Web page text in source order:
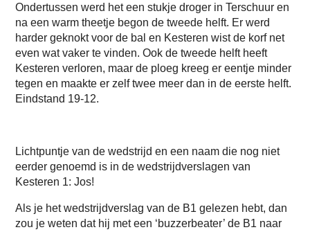
Ondertussen werd het een stukje droger in Terschuur en
na een warm theetje begon de tweede helft. Er werd
harder geknokt voor de bal en Kesteren wist de korf net
even wat vaker te vinden. Ook de tweede helft heeft
Kesteren verloren, maar de ploeg kreeg er eentje minder
tegen en maakte er zelf twee meer dan in de eerste helft.
Eindstand 19-12.
Lichtpuntje van de wedstrijd en een naam die nog niet
eerder genoemd is in de wedstrijdverslagen van
Kesteren 1: Jos!
Als je het wedstrijdverslag van de B1 gelezen hebt, dan
zou je weten dat hij met een ‘buzzerbeater’ de B1 naar